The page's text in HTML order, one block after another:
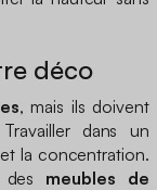
déco
, mais ils doivent
dans un
la concentration.
des meubles de